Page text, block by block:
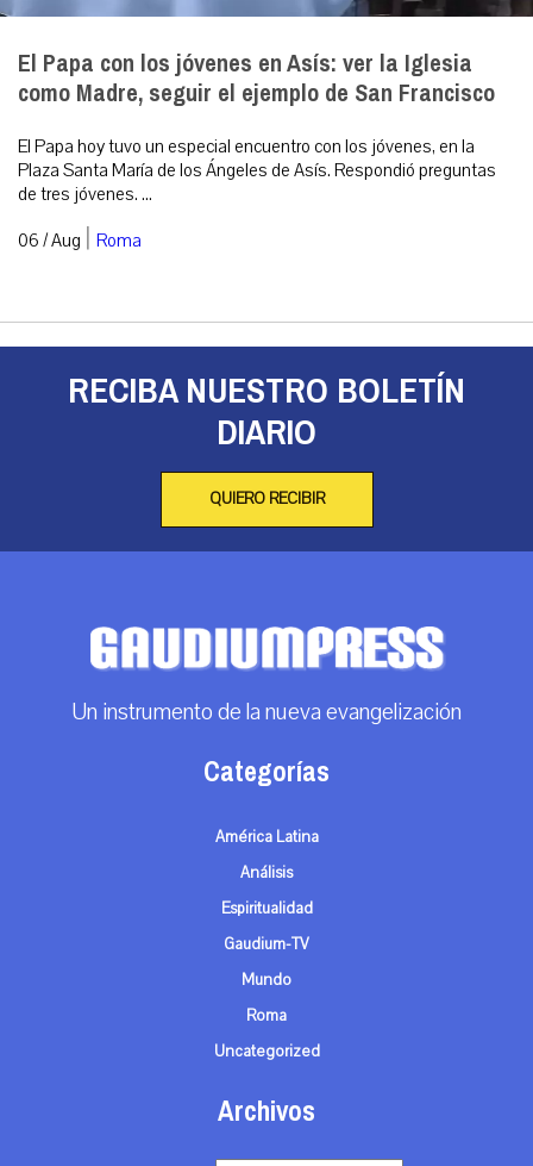
El Papa con los jóvenes en Asís: ver la Iglesia
como Madre, seguir el ejemplo de San Francisco
El Papa hoy tuvo un especial encuentro con los jóvenes, en la
Plaza Santa María de los Ángeles de Asís. Respondió preguntas
de tres jóvenes. ...
06 / Aug | Roma
RECIBA NUESTRO BOLETÍN
DIARIO
QUIERO RECIBIR
Un instrumento de la nueva evangelización
Categorías
América Latina
Análisis
Espiritualidad
Gaudium-TV
Mundo
Roma
Uncategorized
Archivos